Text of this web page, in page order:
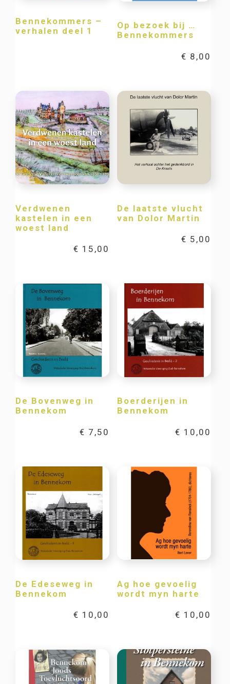
Bennekommers –
verhalen deel 1
Op bezoek bij …
Bennekommers
€ 8,00
Verdwenen
kastelen in een
woest land
€ 15,00
De laatste vlucht
van Dolor Martin
€ 5,00
De Bovenweg in
Bennekom
€ 7,50
Boerderijen in
Bennekom
€ 10,00
De Edeseweg in
Bennekom
€ 10,00
Ag hoe gevoelig
wordt myn harte
€ 10,00